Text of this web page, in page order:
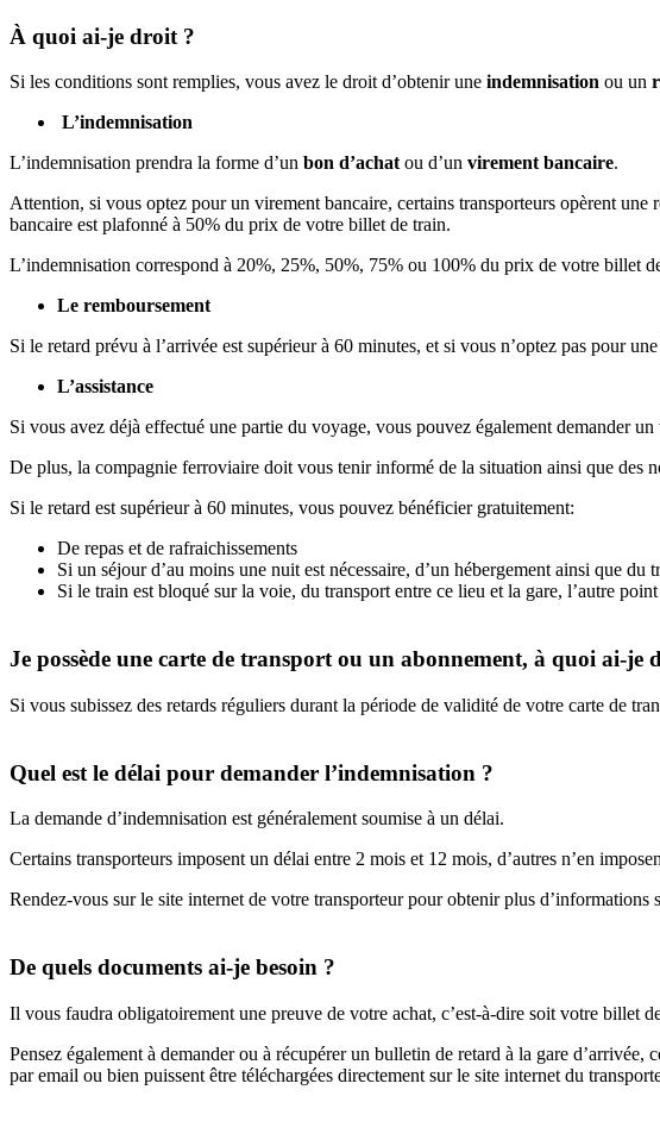
À quoi ai-je droit ?
Si les conditions sont remplies, vous avez le droit d’obtenir une indemnisation ou un
L’indemnisation
L’indemnisation prendra la forme d’un bon d’achat ou d’un virement bancaire.
Attention, si vous optez pour un virement bancaire, certains transporteurs opèrent
bancaire est plafonné à 50% du prix de votre billet de train.
L’indemnisation correspond à 20%, 25%, 50%, 75% ou 100% du prix de votre billet
Le remboursement
Si le retard prévu à l’arrivée est supérieur à 60 minutes, et si vous n’optez pas pour
L’assistance
Si vous avez déjà effectué une partie du voyage, vous pouvez également demander
De plus, la compagnie ferroviaire doit vous tenir informé de la situation ainsi que des
Si le retard est supérieur à 60 minutes, vous pouvez bénéficier gratuitement:
De repas et de rafraichissements
Si un séjour d’au moins une nuit est nécessaire, d’un hébergement ainsi que du
Si le train est bloqué sur la voie, du transport entre ce lieu et la gare, l’autre
Je possède une carte de transport ou un abonnement, à quoi ai-je
Si vous subissez des retards réguliers durant la période de validité de votre carte de
Quel est le délai pour demander l’indemnisation ?
La demande d’indemnisation est généralement soumise à un délai.
Certains transporteurs imposent un délai entre 2 mois et 12 mois, d’autres n’en
Rendez-vous sur le site internet de votre transporteur pour obtenir plus
De quels documents ai-je besoin ?
Il vous faudra obligatoirement une preuve de votre achat, c’est-à-dire soit votre billet
Pensez également à demander ou à récupérer un bulletin de retard à la gare
par email ou bien puissent être téléchargées directement sur le site internet du